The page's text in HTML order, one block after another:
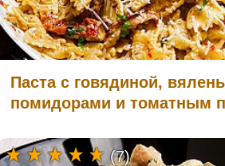
Паста с говядиной,
помидорами и томатным
(7)